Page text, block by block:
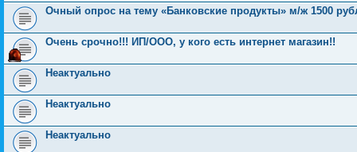
Очный опрос на тему «Банковские продукты» м/ж 1500
Очень срочно!!! ИП/ООО, у кого есть интернет магазин!!
Неактуально
Неактуально
Неактуально